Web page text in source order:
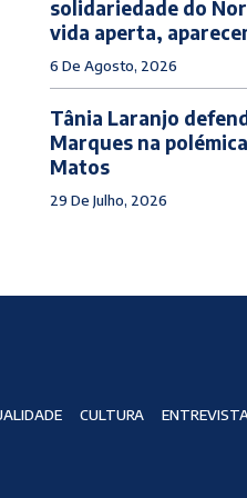
solidariedade do
vida aperta,
6 De Agosto, 2026
Tânia Laranjo
Marques na
Matos
29 De Julho, 2026
CULTURA